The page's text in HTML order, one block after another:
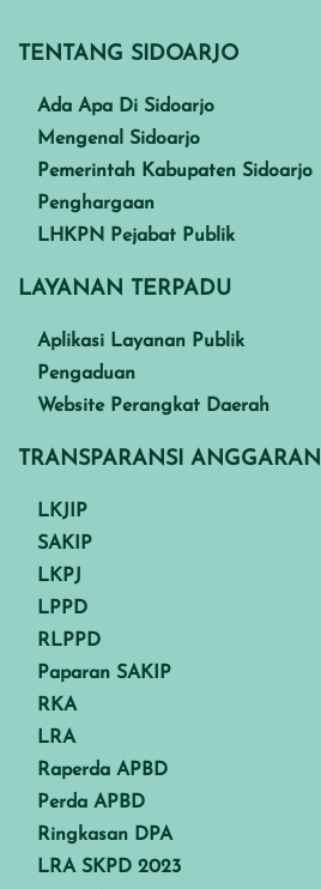
TENTANG SIDOARJO
Ada Apa Di Sidoarjo
Mengenal Sidoarjo
Pemerintah Kabupaten Sidoarjo
Penghargaan
LHKPN Pejabat Publik
LAYANAN TERPADU
Aplikasi Layanan Publik
Pengaduan
Website Perangkat Daerah
TRANSPARANSI ANGGARAN
LKJIP
SAKIP
LKPJ
LPPD
RLPPD
Paparan SAKIP
RKA
LRA
Raperda APBD
Perda APBD
Ringkasan DPA
LRA SKPD 2023